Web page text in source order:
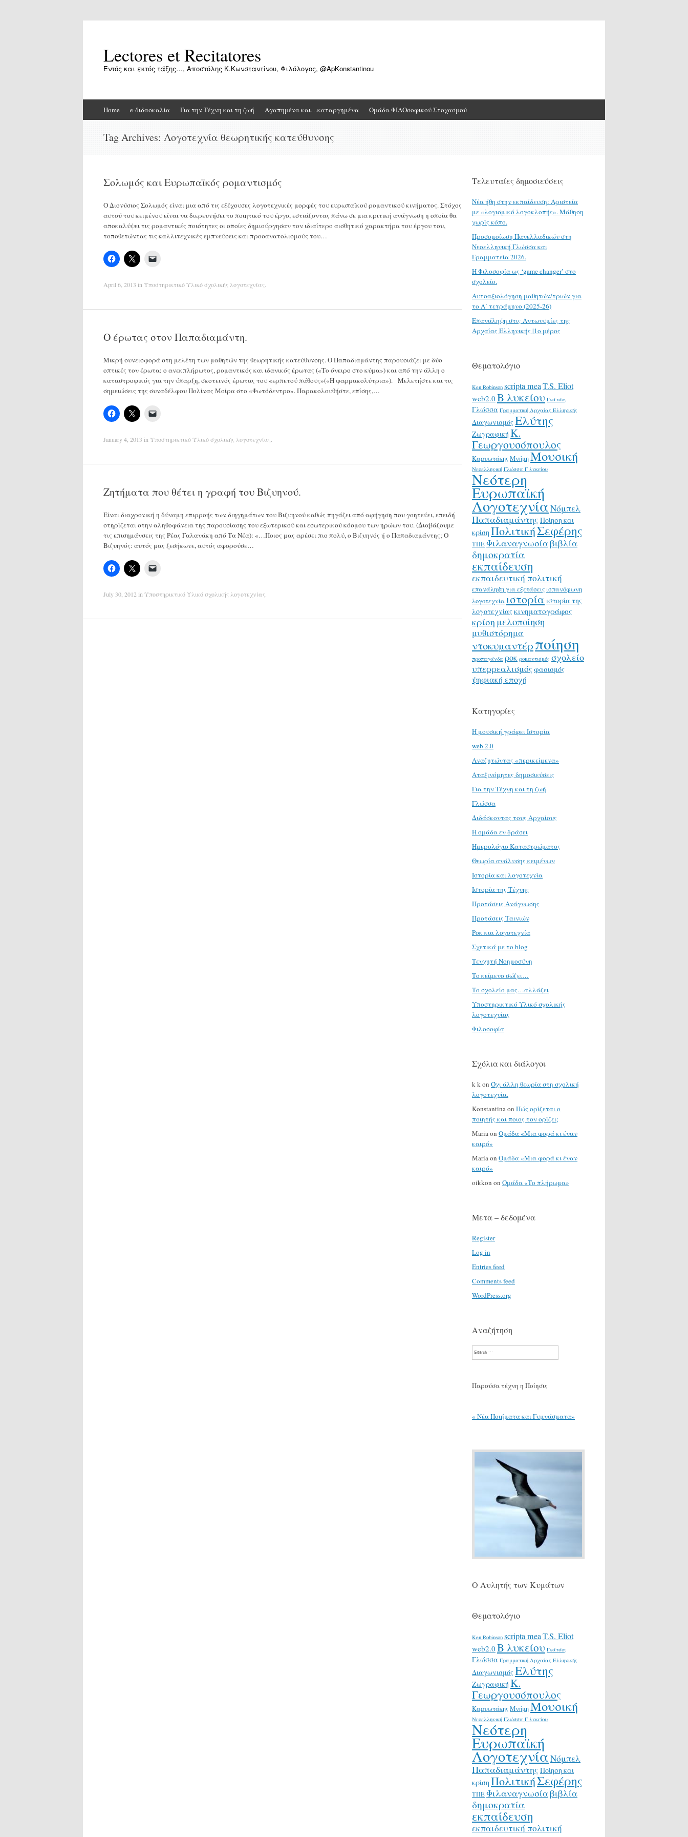
Lectores et Recitatores
Εντός και εκτός τάξης…, Αποστόλης Κ.Κωνσταντίνου, Φιλόλογος, @ApKonstantinou
to
Home e-διδασκαλία Για την Τέχνη και τη ζωή Αγαπημένα και…καταργημένα Ομάδα ΦΙΛΟσοφικού Στοχασμού
Tag Archives: Λογοτεχνία θεωρητικής κατεύθυνσης
Σολωμός και Ευρωπαϊκός ρομαντισμός
Ο Διονύσιος Σολωμός είναι μια από τις εξέχουσες λογοτεχνικές μορφές του ευρωπαϊκού ρομαντικού κινήματος. Στόχος
αυτού του κειμένου είναι να διερευνήσει το ποιητικό του έργο, εστιάζοντας πάνω σε μια κριτική ανάγνωση η οποία θα
αποκαλύψει τις ρομαντικές ποιότητες οι οποίες δημιούργησαν τον ιδιαίτερο αισθητικό χαρακτήρα του έργου του,
τοποθετώντας τις καλλιτεχνικές εμπνεύσεις και προσανατολισμούς του…
April 6, 2013 in Υποστηρικτικό Υλικό σχολικής λογοτεχνίας
Ο έρωτας στον Παπαδιαμάντη.
Μικρή συνεισφορά στη μελέτη των μαθητών της θεωρητικής κατεύθυνσης. Ο Παπαδιαμάντης παρουσιάζει με δύο
οπτικές τον έρωτα: ο ανεκπλήρωτος, ρομαντικός και ιδανικός έρωτας («Το όνειρο στο κύμα») και από την άλλη ο
καταστροφικός για την ύπαρξη, σκοτεινός έρωτας του «ερπετού πάθους»(«Η φαρμακολύτρια»). Μελετήστε και τις
σημειώσεις της συναδέλφου Πολίνας Μοίρα στο «Φωτόδεντρο». Παρακολουθήστε, επίσης,…
January 4, 2013 in Υποστηρικτικό Υλικό σχολικής λογοτεχνίας
Ζητήματα που θέτει η γραφή του Βιζυηνού.
Είναι διαχρονική η δύναμη επιρροής των διηγημάτων του Βιζυηνού καθώς πηγάζει από αφήγηση που γοητεύει, επειδή
στηρίζεται στην αληθοφάνεια της παρουσίασης του εξωτερικού και εσωτερικού κόσμου των ηρώων του. (Διαβάζουμε
τις επισημάνσεις της Ρέας Γαλανάκη από Τα Νέα): «…Ποιος μας αρέσει πιο πολύ, ο Βιζυηνός ή ο Παπαδιαμάντης; Ο
Βιζυηνός: αυτός μας ξεσήκωνε, αυτός αφορούσε…
July 30, 2012 in Υποστηρικτικό Υλικό σχολικής λογοτεχνίας
Τελευταίες δημοσιεύσεις
Νέα ήθη στην εκπαίδευση: Αριστεία
με «λογισμικό λογοκλοπής». Μάθηση
χωρίς κόπο.
Προσομοίωση Πανελλαδικών στη
Νεοελληνική Γλώσσα και
Γραμματεία 2026.
H Φιλοσοφία ως ‘game changer’ στο
σχολείο.
Αυτοαξιολόγηση μαθητών/τριών για
το Α΄ τετράμηνο (2025-26)
Επανάληψη στις Αντωνυμίες της
Αρχαίας Ελληνικής |1ο μέρος
Θεματολόγιο
Ken Robinson scripta meaT.S. Eliot
web2.0 Β λυκείου Γκάτσος
Γλώσσα Γραμματική Αρχαίας Ελληνικής
ΔιαγωνισμόςΕλύτης
Ζωγραφική Κ.
Γεωργουσόπουλος
ΚαρυωτάκηςΜνήμηΜουσική
Νεοελληνική Γλώσσα Γ λυκείου
Νεότερη
Ευρωπαϊκή
ΛογοτεχνίαΝόμπελ
Παπαδιαμάντης Ποίηση και
κρίση ΠολιτικήΣεφέρης
ΤΠΕΦιλαναγνωσίαβιβλία
δημοκρατία
εκπαίδευση
εκπαιδευτική πολιτική
επανάληψη για εξετάσεις ισπανόφωνη
λογοτεχνία ιστορία ιστορία της
λογοτεχνίαςκινηματογράφος
κρίση μελοποίηση
μυθιστόρημα
ντοκυμαντέρποίηση
προπαγάνδα ροκ ρομαντισμός σχολείο
υπερρεαλισμόςφασισμός
ψηφιακή εποχή
Κατηγορίες
H μουσική γράφει Ιστορία
web 2.0
Αναζητώντας «περικείμενα»
Αταξινόμητες δημοσιεύσεις
Για την Τέχνη και τη ζωή
Γλώσσα
Διδάσκοντας τους Αρχαίους
Η ομάδα εν δράσει
Ημερολόγιο Καταστρώματος
Θεωρία ανάλυσης κειμένων
Ιστορία και λογοτεχνία
Ιστορία της Τέχνης
Προτάσεις Ανάγνωσης
Προτάσεις Ταινιών
Ροκ και λογοτεχνία
Σχετικά με το blog
Τενχητή Νοημοσύνη
Το κείμενο σώζει…
Το σχολείο μας…αλλάζει
Υποστηρικτικό Υλικό σχολικής
λογοτεχνίας
Φιλοσοφία
Σχόλια και διάλογοι
k kon Όχι άλλη θεωρία στη σχολική
λογοτεχνία.
Konstantinaon Πώς ορίζεται ο
ποιητής και ποιος τον ορίζει;
Mariaon Ομάδα «Μια φορά κι έναν
καιρό»
Mariaon Ομάδα «Μια φορά κι έναν
καιρό»
oikkon on Ομάδα «Το πλήρωμα»
Μετα – δεδομένα
Register
Log in
Entries feed
Comments feed
WordPress.org
Αναζήτηση
Search
Παρούσα τέχνη η Ποίησις
« Νέα Ποιήματα και Γυμνάσματα»
Ο Αυλητής των Κυμάτων
Θεματολόγιο
Ken Robinson scripta meaT.S. Eliot
web2.0 Β λυκείου Γκάτσος
Γλώσσα Γραμματική Αρχαίας Ελληνικής
ΔιαγωνισμόςΕλύτης
Ζωγραφική Κ.
Γεωργουσόπουλος
ΚαρυωτάκηςΜνήμηΜουσική
Νεοελληνική Γλώσσα Γ λυκείου
Νεότερη
Ευρωπαϊκή
ΛογοτεχνίαΝόμπελ
Παπαδιαμάντης Ποίηση και
κρίση ΠολιτικήΣεφέρης
ΤΠΕΦιλαναγνωσίαβιβλία
δημοκρατία
εκπαίδευση
εκπαιδευτική πολιτική